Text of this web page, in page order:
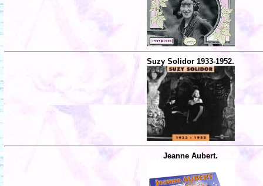
Suzy Solidor 1933-1952.
Jeanne Aubert.